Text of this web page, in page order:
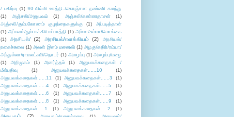
/ பகிர்வு (1) 90 மில்லி ஊத்தி..கொஞ்சமா தண்ணி கலந்து
(1)
அஞ்சலி/அனுபவம் (1) அஞ்சலி/கண்ணதாசன்
(1)
அஞ்சலி/கும்பகோணம் குழந்தைகளுக்கு
(1)
அப்படித்தான்
(1) அப்பளம்/துப்பாக்கி/பாப்பாத்தி (1) அம்மா/சும்மா/மொக்கை
(1)
அரசியல்/ (2) அரசியல்/எளக்கியம் (2)
அரசியல்/
நகைச்சுவை (1) அவள் இளம் மனைவி (1) அழகு/கதிர்/ரம்யா/
அப்துல்லா/ராமலட்சுமி/தொடர் (1) அழைப்பு (1) அழைப்பு/மழை
(1)
அறிமுகம் (1) அனர்த்தம் (1)
அனுபவக்கதைகள் /
மீள்பதிவு
(1) அனுபவக்கதைகள்......10
(1)
அனுபவக்கதைகள்......11
(1) அனுபவக்கதைகள்......3
(1)
அனுபவக்கதைகள்......4
(1) அனுபவக்கதைகள்......5
(1)
அனுபவக்கதைகள்......6
(1) அனுபவக்கதைகள்......7
(1)
அனுபவக்கதைகள்......8
(1) அனுபவக்கதைகள்......9
(1)
அனுபவக்கதைகள்.....1
(1) அனுபவக்கதைகள்.....2 (1)